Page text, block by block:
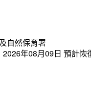
自然保育署
2026年08月09日 預計